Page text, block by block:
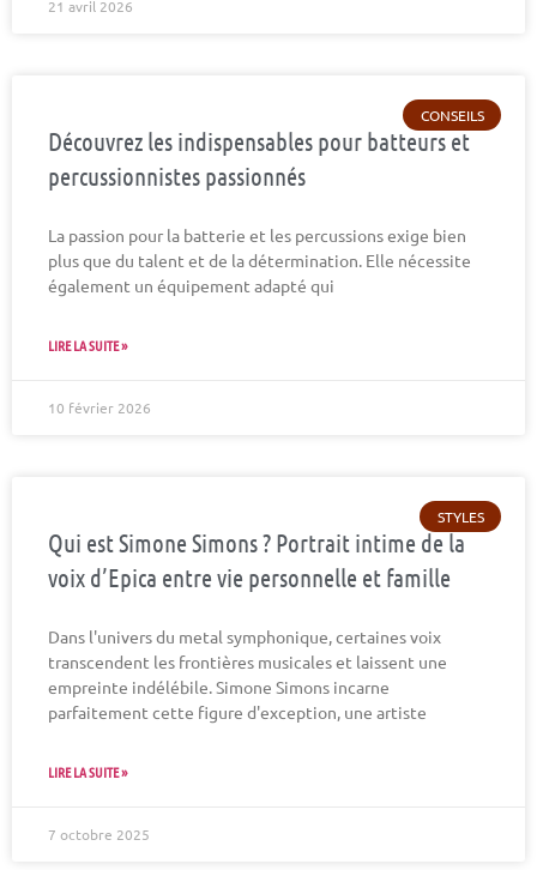
21 avril 2026
CONSEILS
Découvrez les indispensables pour batteurs et
percussionnistes passionnés
La passion pour la batterie et les percussions exige bien
plus que du talent et de la détermination. Elle nécessite
également un équipement adapté qui
LIRE LA SUITE »
10 février 2026
STYLES
Qui est Simone Simons ? Portrait intime de la
voix d’Epica entre vie personnelle et famille
Dans l'univers du metal symphonique, certaines voix
transcendent les frontières musicales et laissent une
empreinte indélébile. Simone Simons incarne
parfaitement cette figure d'exception, une artiste
LIRE LA SUITE »
7 octobre 2025